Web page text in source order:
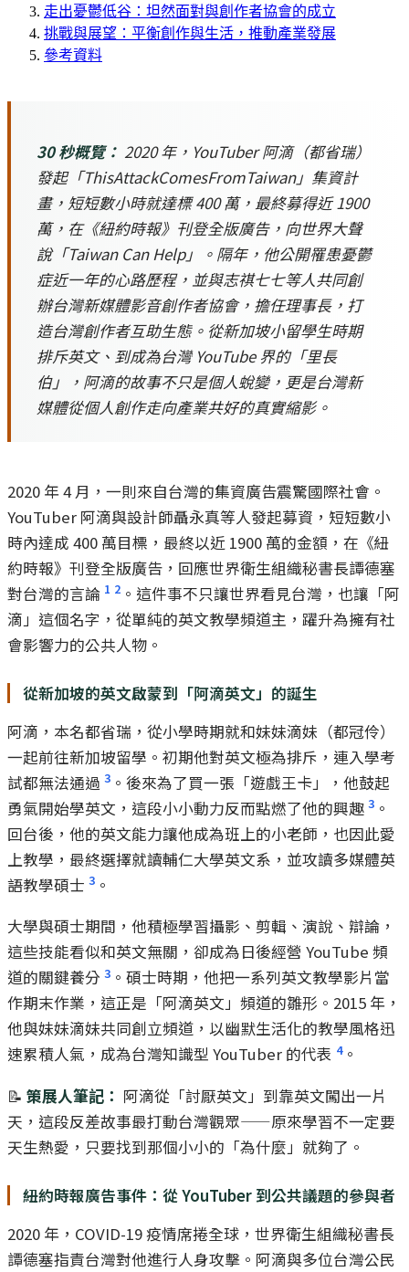
走出憂鬱低谷：坦然面對與創作者協會的成立
挑戰與展望：平衡創作與生活，推動產業發展
參考資料
30 秒概覽： 2020 年，YouTuber 阿滴（都省瑞）
發起「ThisAttackComesFromTaiwan」集資計
畫，短短數小時就達標 400 萬，最終募得近 1900
萬，在《紐約時報》刊登全版廣告，向世界大聲
說「Taiwan Can Help」。隔年，他公開罹患憂鬱
症近一年的心路歷程，並與志祺七七等人共同創
辦台灣新媒體影音創作者協會，擔任理事長，打
造台灣創作者互助生態。從新加坡小留學生時期
排斥英文、到成為台灣 YouTube 界的「里長
伯」，阿滴的故事不只是個人蛻變，更是台灣新
媒體從個人創作走向產業共好的真實縮影。
2020 年 4 月，一則來自台灣的集資廣告震驚國際社會。
YouTuber 阿滴與設計師聶永真等人發起募資，短短數小
時內達成 400 萬目標，最終以近 1900 萬的金額，在《紐
約時報》刊登全版廣告，回應世界衛生組織秘書長譚德塞
對台灣的言論 1 2 。這件事不只讓世界看見台灣，也讓「阿
滴」這個名字，從單純的英文教學頻道主，躍升為擁有社
會影響力的公共人物。
從新加坡的英文啟蒙到「阿滴英文」的誕生
阿滴，本名都省瑞，從小學時期就和妹妹滴妹（都冠伶）
一起前往新加坡留學。初期他對英文極為排斥，連入學考
試都無法通過 3 。後來為了買一張「遊戲王卡」，他鼓起
勇氣開始學英文，這段小小動力反而點燃了他的興趣 3 。
回台後，他的英文能力讓他成為班上的小老師，也因此愛
上教學，最終選擇就讀輔仁大學英文系，並攻讀多媒體英
語教學碩士 3 。
大學與碩士期間，他積極學習攝影、剪輯、演說、辯論，
這些技能看似和英文無關，卻成為日後經營 YouTube 頻
道的關鍵養分 3 。碩士時期，他把一系列英文教學影片當
作期末作業，這正是「阿滴英文」頻道的雛形。2015 年，
他與妹妹滴妹共同創立頻道，以幽默生活化的教學風格迅
速累積人氣，成為台灣知識型 YouTuber 的代表 4。
📝 策展人筆記： 阿滴從「討厭英文」到靠英文闖出一片
天，這段反差故事最打動台灣觀眾——原來學習不一定要
天生熱愛，只要找到那個小小的「為什麼」就夠了。
紐約時報廣告事件：從 YouTuber 到公共議題的參與者
2020 年，COVID-19 疫情席捲全球，世界衛生組織秘書長
譚德塞指責台灣對他進行人身攻擊。阿滴與多位台灣公民